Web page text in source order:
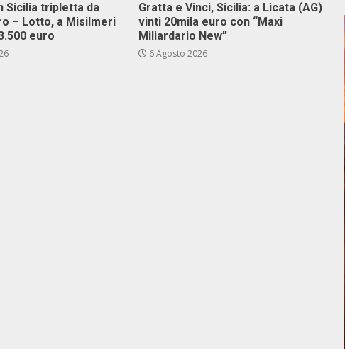
Sicilia tripletta da
– Lotto, a Misilmeri
euro
Gratta e Vinci, Sicilia: a Licata (AG)
vinti 20mila euro con “Maxi
Miliardario New”
6 Agosto 2026